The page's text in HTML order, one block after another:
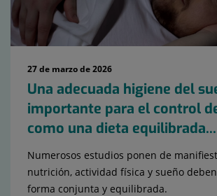
27 de marzo de 2026
Una adecuada higiene del
importante para el control
como una dieta equilibrada...
Numerosos estudios ponen de
nutrición, actividad física y sueño
forma conjunta y equilibrada.